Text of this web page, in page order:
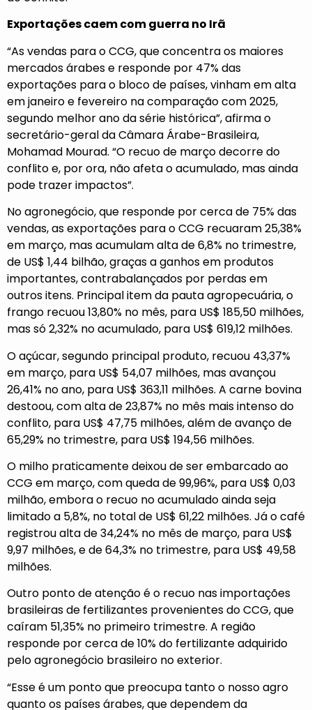
Exportações caem com guerra no Irã
“As vendas para o CCG, que concentra os maiores
mercados árabes e responde por 47% das
exportações para o bloco de países, vinham em alta
em janeiro e fevereiro na comparação com 2025,
segundo melhor ano da série histórica”, afirma o
secretário-geral da Câmara Árabe-Brasileira,
Mohamad Mourad. “O recuo de março decorre do
conflito e, por ora, não afeta o acumulado, mas ainda
pode trazer impactos”.
No agronegócio, que responde por cerca de 75% das
vendas, as exportações para o CCG recuaram 25,38%
em março, mas acumulam alta de 6,8% no trimestre,
de US$ 1,44 bilhão, graças a ganhos em produtos
importantes, contrabalançados por perdas em
outros itens. Principal item da pauta agropecuária, o
frango recuou 13,80% no mês, para US$ 185,50 milhões,
mas só 2,32% no acumulado, para US$ 619,12 milhões.
O açúcar, segundo principal produto, recuou 43,37%
em março, para US$ 54,07 milhões, mas avançou
26,41% no ano, para US$ 363,11 milhões. A carne bovina
destoou, com alta de 23,87% no mês mais intenso do
conflito, para US$ 47,75 milhões, além de avanço de
65,29% no trimestre, para US$ 194,56 milhões.
O milho praticamente deixou de ser embarcado ao
CCG em março, com queda de 99,96%, para US$ 0,03
milhão, embora o recuo no acumulado ainda seja
limitado a 5,8%, no total de US$ 61,22 milhões. Já o café
registrou alta de 34,24% no mês de março, para US$
9,97 milhões, e de 64,3% no trimestre, para US$ 49,58
milhões.
Outro ponto de atenção é o recuo nas importações
brasileiras de fertilizantes provenientes do CCG, que
caíram 51,35% no primeiro trimestre. A região
responde por cerca de 10% do fertilizante adquirido
pelo agronegócio brasileiro no exterior.
“Esse é um ponto que preocupa tanto o nosso agro
quanto os países árabes, que dependem da